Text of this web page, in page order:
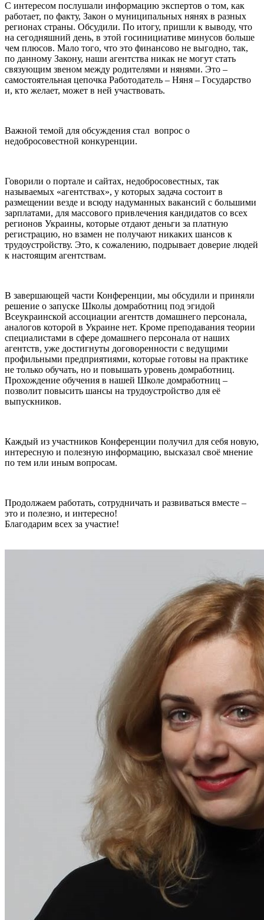
С интересом послушали информацию экспертов о том, как
работает, по факту, Закон о муниципальных нянях в разных
регионах страны. Обсудили. По итогу, пришли к выводу, что
на сегодняшний день, в этой госинициативе минусов больше
чем плюсов. Мало того, что это финансово не выгодно, так,
по данному Закону, наши агентства никак не могут стать
связующим звеном между родителями и нянями. Это –
самостоятельная цепочка Работодатель – Няня – Государство
и, кто желает, может в ней участвовать.
Важной темой для обсуждения стал вопрос о
недобросовестной конкуренции.
Говорили о портале и сайтах, недобросовестных, так
называемых «агентствах», у которых задача состоит в
размещении везде и всюду надуманных вакансий с большими
зарплатами, для массового привлечения кандидатов со всех
регионов Украины, которые отдают деньги за платную
регистрацию, но взамен не получают никаких шансов к
трудоустройству. Это, к сожалению, подрывает доверие людей
к настоящим агентствам.
В завершающей части Конференции, мы обсудили и приняли
решение о запуске Школы домработниц под эгидой
Всеукраинской ассоциации агентств домашнего персонала,
аналогов которой в Украине нет. Кроме преподавания теории
специалистами в сфере домашнего персонала от наших
агентств, уже достигнуты договоренности с ведущими
профильными предприятиями, которые готовы на практике
не только обучать, но и повышать уровень домработниц.
Прохождение обучения в нашей Школе домработниц –
позволит повысить шансы на трудоустройство для её
выпускников.
Каждый из участников Конференции получил для себя новую,
интересную и полезную информацию, высказал своё мнение
по тем или иным вопросам.
Продолжаем работать, сотрудничать и развиваться вместе –
это и полезно, и интересно!
Благодарим всех за участие!